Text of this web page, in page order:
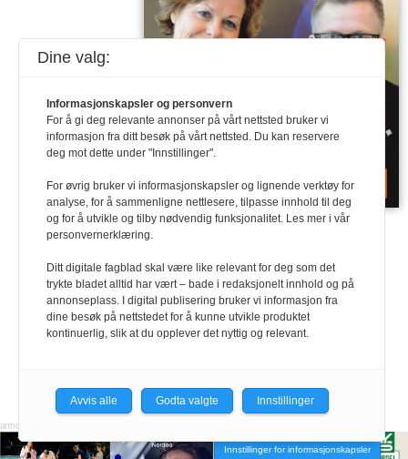
Last ned PDF
Innstillinger for informasjonskapsler
Dine valg:
Informasjonskapsler og personvern
For å gi deg relevante annonser på vårt nettsted bruker vi
informasjon fra ditt besøk på vårt nettsted. Du kan reservere
deg mot dette under "Innstillinger".
For øvrig bruker vi informasjonskapsler og lignende verktøy for
analyse, for å sammenligne nettlesere, tilpasse innhold til deg
og for å utvikle og tilby nødvendig funksjonalitet. Les mer i vår
personvernerklæring.
Ditt digitale fagblad skal være like relevant for deg som det
trykte bladet alltid har vært – bade i redaksjonelt innhold og på
annonseplass. I digital publisering bruker vi informasjon fra
dine besøk på nettstedet for å kunne utvikle produktet
kontinuerlig, slik at du opplever det nyttig og relevant.
Avvis alle Godta valgte Innstillinger